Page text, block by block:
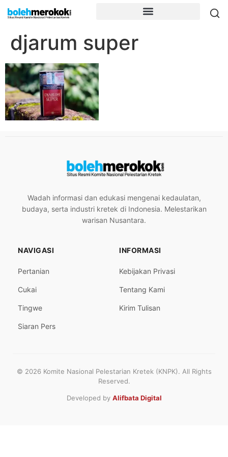
djarum super
Wadah informasi dan edukasi mengenai kedaulatan,
budaya, serta industri kretek di Indonesia. Melestarikan
warisan Nusantara.
NAVIGASI
Pertanian
Cukai
Tingwe
Siaran Pers
INFORMASI
Kebijakan Privasi
Tentang Kami
Kirim Tulisan
© 2026 Komite Nasional Pelestarian Kretek (KNPK). All Rights
Reserved.
Developed by Alifbata Digital